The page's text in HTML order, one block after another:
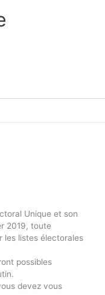
Unique et son
2019, toute
les listes électorales
possibles
devez vous